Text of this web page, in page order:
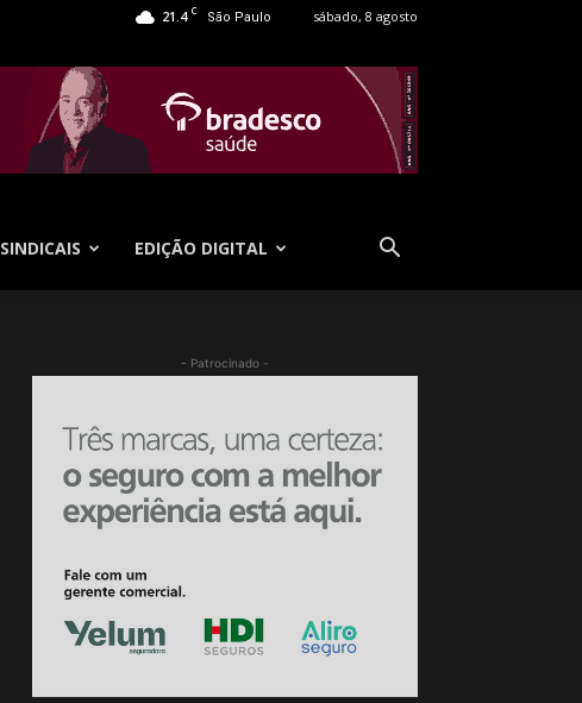
21.4 C São Paulo sábado, 8 agosto
SINDICAIS EDIÇÃO DIGITAL
- Patrocinado -